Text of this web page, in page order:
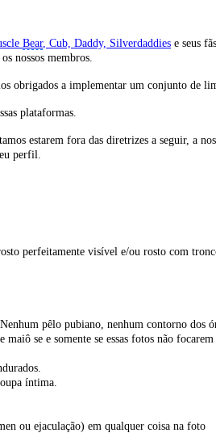
Bear, Cub, Daddy, Silverdaddies e seus
nossos membros.
obrigados a implementar um conjunto de
plataformas.
estarem fora das diretrizes a seguir, a
perfil.
perfeitamente visível e/ou rosto com
pêlo pubiano, nenhum contorno dos
se e somente se essas fotos não
íntima.
ou ejaculação) em qualquer coisa na foto